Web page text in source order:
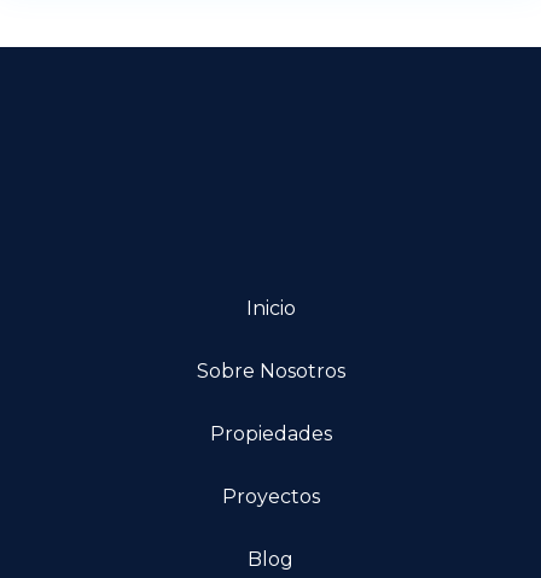
Inicio
Sobre Nosotros
Propiedades
Proyectos
Blog